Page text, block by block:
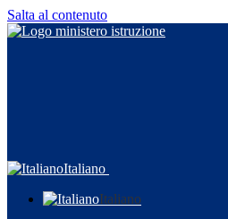
Salta al contenuto
Italiano
Italiano